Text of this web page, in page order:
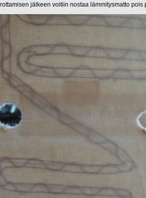
jälkeen voitiin nostaa lämmitysmatto pois